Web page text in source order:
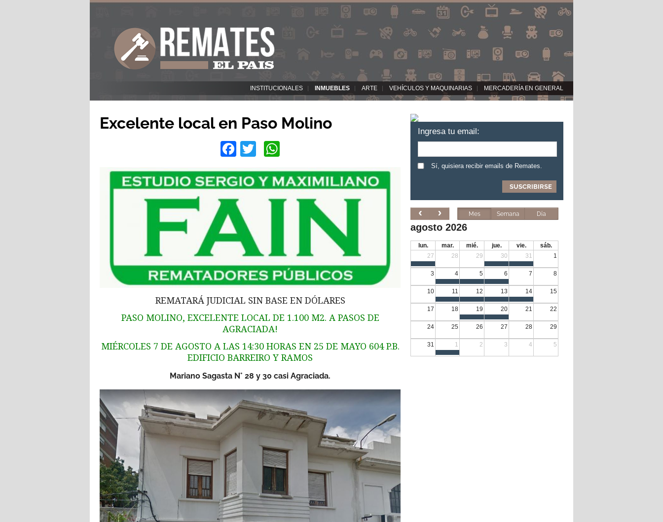
INSTITUCIONALES INMUEBLES ARTE VEHÍCULOS Y MAQUINARIAS MERCADERÍA EN GENERAL
Excelente local en Paso Molino
Facebook
Twitter
REMATARÁ JUDICIAL SIN BASE EN DÓLARES
PASO MOLINO, EXCELENTE LOCAL DE 1.100 M2. A PASOS DE
AGRACIADA!
MIÉRCOLES 7 DE AGOSTO A LAS 14:30 HORAS EN 25 DE MAYO 604 P.B.
EDIFICIO BARREIRO Y RAMOS
Mariano Sagasta N° 28 y 30 casi Agraciada.
Ingresa tu email:
Sí, quisiera recibir emails de Remates.
Mes Semana Día
agosto 2026
lun. mar. mié. jue. vie.
sáb.
27
28 29 30 31 1
3 4 5 6 7 8
10 11 12 13 14 15
17 18 19 20 21 22
24 25 26 27 28 29
31 1 2 3 4 5